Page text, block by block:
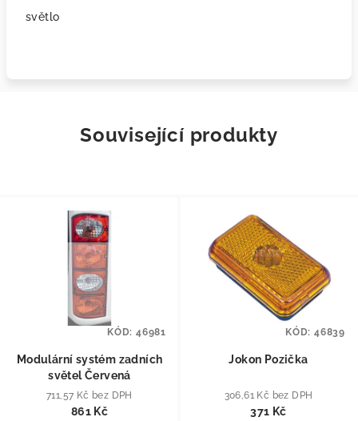
světlo
Související produkty
Modulární systém zadních
světel Červená
711,57 Kč bez DPH
861 Kč
KÓD: 46981
Jokon Pozička
306,61 Kč bez DPH
371 Kč
KÓD: 46839